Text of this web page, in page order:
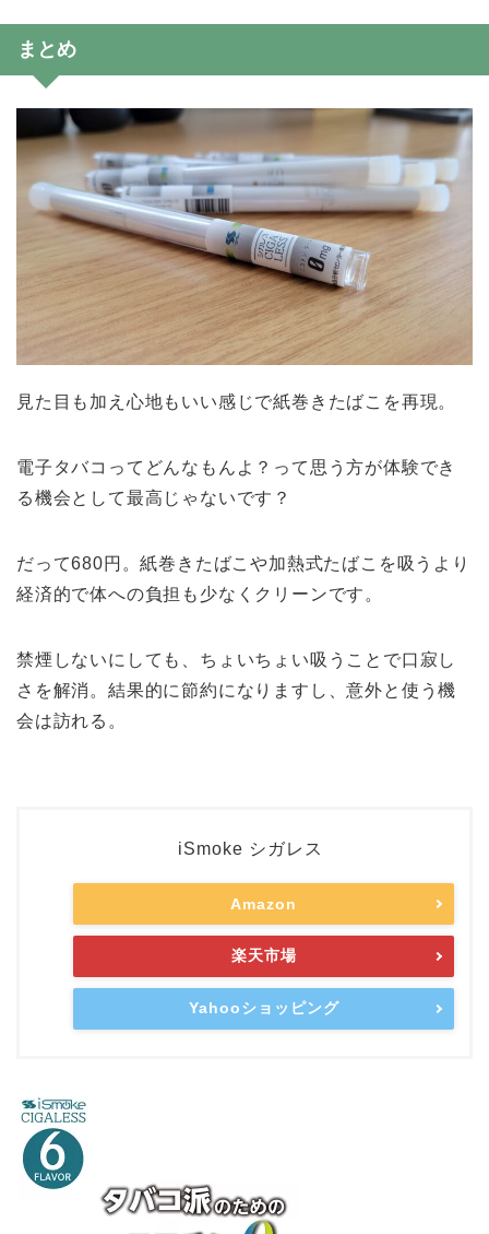
まとめ
見た目も加え心地もいい感じで紙巻きたばこを再現。
電子タバコってどんなもんよ？って思う方が体験でき
る機会として最高じゃないです？
だって680円。紙巻きたばこや加熱式たばこを吸うより
経済的で体への負担も少なくクリーンです。
禁煙しないにしても、ちょいちょい吸うことで口寂し
さを解消。結果的に節約になりますし、意外と使う機
会は訪れる。
iSmoke シガレス
Amazon
楽天市場
Yahooショッピング